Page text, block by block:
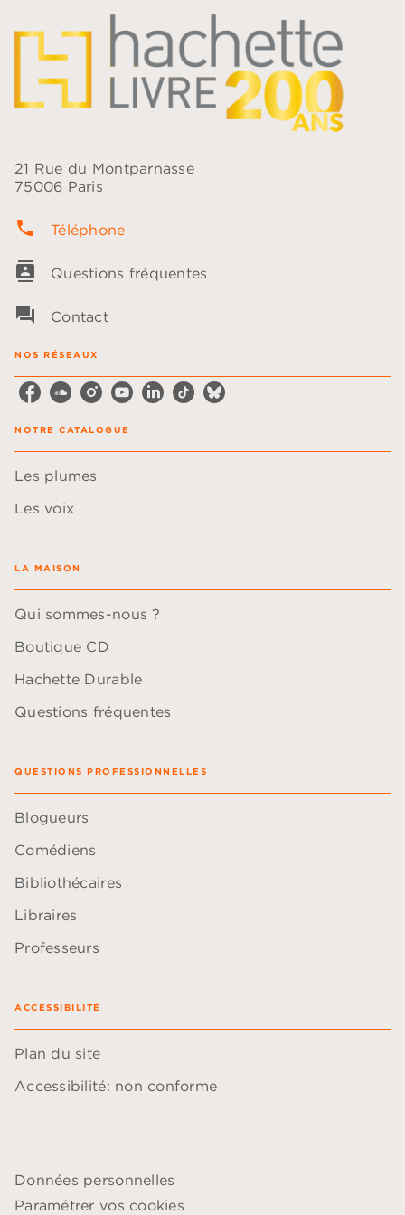
21 Rue du Montparnasse
75006 Paris
phone Téléphone
contacts Questions fréquentes
question_answer Contact
NOS RÉSEAUX
NOTRE CATALOGUE
Les plumes
Les voix
LA MAISON
Qui sommes-nous ?
Boutique CD
Hachette Durable
Questions fréquentes
QUESTIONS PROFESSIONNELLES
Blogueurs
Comédiens
Bibliothécaires
Libraires
Professeurs
ACCESSIBILITÉ
Plan du site
Accessibilité: non conforme
Données personnelles
Paramétrer vos cookies